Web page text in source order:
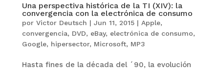
Una perspectiva histórica de la TI (XIV): la
convergencia con la electrónica de consumo
por Victor Deutsch | Jun 11, 2015| Apple,
convergencia, DVD, eBay, electrónica de consumo,
Google, hipersector, Microsoft, MP3
Hasta fines de la década del ´90, la evolución